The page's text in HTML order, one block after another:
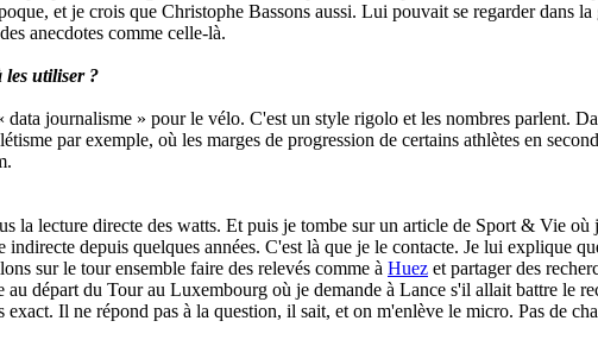
et je crois que Christophe Bassons aussi. Lui pouvait se regarder dans
anecdotes comme celle-là.
les utiliser ?
journalisme » pour le vélo. C'est un style rigolo et les nombres parlent.
par exemple, où les marges de progression de certains athlètes en
lecture directe des watts. Et puis je tombe sur un article de Sport & Vie
depuis quelques années. C'est là que je le contacte. Je lui explique
sur le tour ensemble faire des relevés comme à Huez et partager des
départ du Tour au Luxembourg où je demande à Lance s'il allait battre le
Il ne répond pas à la question, il sait, et on m'enlève le micro. Pas de